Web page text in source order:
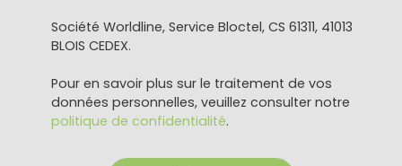
Société Worldline, Service Bloctel, CS 61311, 41013
BLOIS CEDEX.
Pour en savoir plus sur le traitement de vos
données personnelles, veuillez consulter notre
politique de confidentialité.